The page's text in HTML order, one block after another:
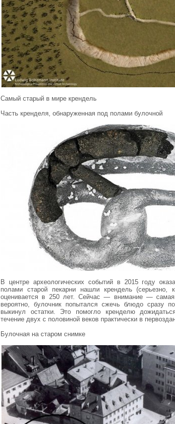
Самый старый в мире крендель
Часть кренделя, обнаруженная под полами булочной
В центре археологических событий в 2015 году
полами старой пекарни нашли крендель (серьезно,
оценивается в 250 лет. Сейчас — внимание — самая
вероятно, булочник попытался сжечь блюдо сразу
выкинул остатки. Это помогло кренделю
течение двух с половиной веков практически в
Булочная на старом снимке